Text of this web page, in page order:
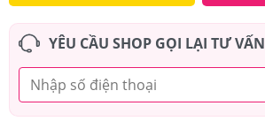
YÊU CẦU SHOP GỌI LẠI TƯ VẤN